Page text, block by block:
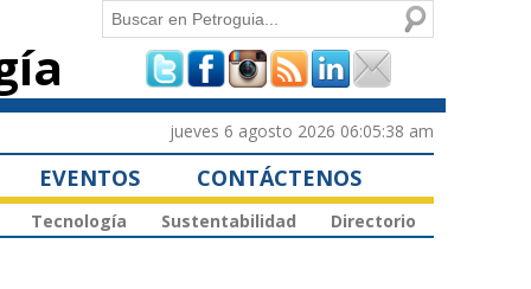
Formulario de
búsqueda
Buscar
jueves 6 agosto 2026 06:05:38 am
EVENTOS CONTÁCTENOS
Tecnología Sustentabilidad Directorio